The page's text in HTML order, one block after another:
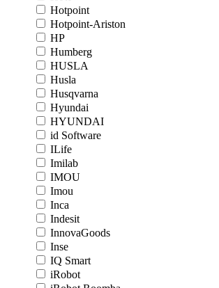
Hotpoint
Hotpoint-Ariston
HP
Humberg
HUSLA
Husla
Husqvarna
Hyundai
HYUNDAI
id Software
ILife
Imilab
IMOU
Imou
Inca
Indesit
InnovaGoods
Inse
IQ Smart
iRobot